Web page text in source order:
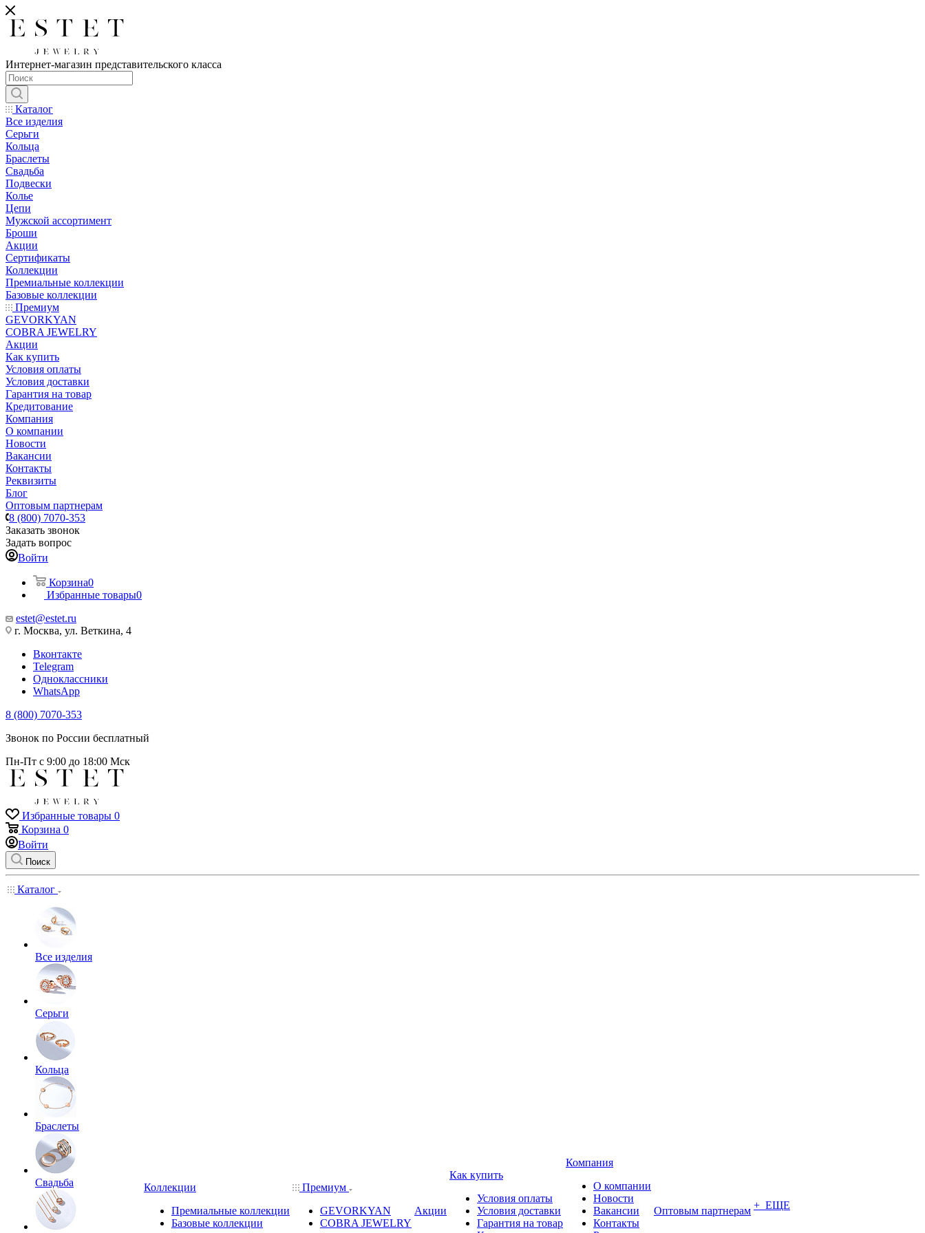
Интернет-магазин представительского класса
Каталог
Все изделия
Серьги
Кольца
Браслеты
Свадьба
Подвески
Колье
Цепи
Мужской ассортимент
Броши
Акции
Сертификаты
Коллекции
Премиальные коллекции
Базовые коллекции
Премиум
GEVORKYAN
COBRA JEWELRY
Акции
Как купить
Условия оплаты
Условия доставки
Гарантия на товар
Кредитование
Компания
О компании
Новости
Вакансии
Контакты
Реквизиты
Блог
Оптовым партнерам
8 (800) 7070-353
Заказать звонок
Задать вопрос
Войти
Корзина0
Избранные товары0
estet@estet.ru
г. Москва, ул. Веткина, 4
Вконтакте
Telegram
Одноклассники
WhatsApp
8 (800) 7070-353
Звонок по России бесплатный
Пн-Пт с 9:00 до 18:00 Мск
Избранные товары 0
Корзина 0
Войти
Поиск
Каталог
Все изделия
Серьги
Кольца
Браслеты
Свадьба
Коллекции
Премиальные коллекции
Базовые коллекции
Премиум
GEVORKYAN
COBRA JEWELRY
Акции
Как купить
Условия оплаты
Условия доставки
Гарантия на товар
Компания
О компании
Новости
Вакансии
Контакты
Оптовым партнерам + ЕЩЕ